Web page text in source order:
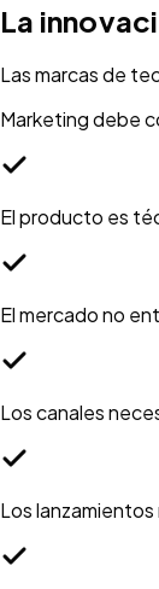
La
Las marcas de
Marketing debe
El producto es
El mercado no
Los canales
Los